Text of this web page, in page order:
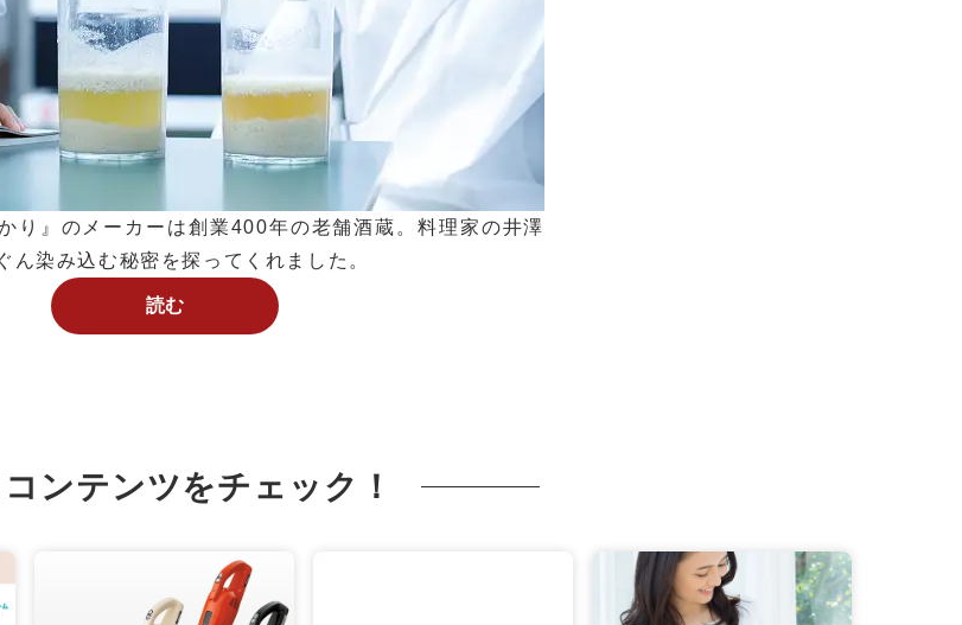
り』のメーカーは創業400年の老舗酒蔵。料理家の井澤
ん染み込む秘密を探ってくれました。
読む
ンテンツをチェック！